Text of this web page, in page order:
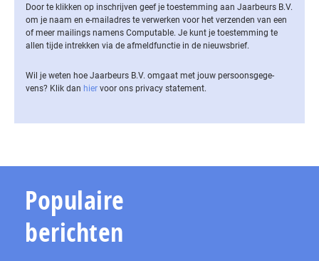
Door te klikken op inschrijven geef je toestemming aan Jaarbeurs B.V.
om je naam en e-mailadres te verwerken voor het verzenden van een
of meer mailings namens Computable. Je kunt je toestemming te
allen tijde intrekken via de af­meld­func­tie in de nieuwsbrief.
Wil je weten hoe Jaarbeurs B.V. omgaat met jouw per­soons­ge­ge­
vens? Klik dan hier voor ons privacy statement.
Populaire
berichten